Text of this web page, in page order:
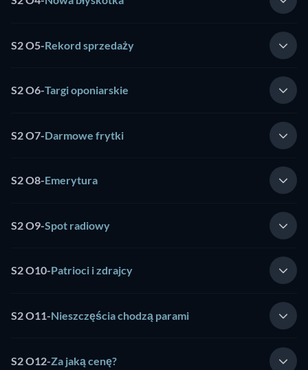
S2 O5-Rekord sprzedaży
S2 O6-Targi oponiarskie
S2 O7-Darmowe frytki
S2 O8-Emerytura
S2 O9-Spot radiowy
S2 O10-Patrioci i zdrajcy
S2 O11-Nieszczęścia chodzą parami
S2 O12-Za jaką cenę?